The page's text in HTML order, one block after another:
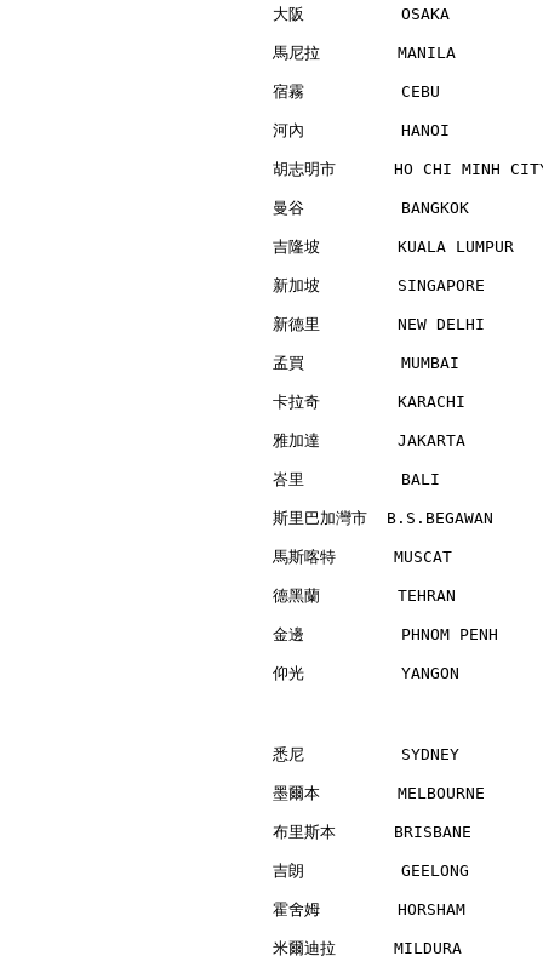
大阪          OSAKA
馬尼拉        MANILA
宿霧          CEBU
河內          HANOI
胡志明市      HO CHI MINH
曼谷          BANGKOK
吉隆坡        KUALA LUMPUR
新加坡
新德里        NEW
孟買          MUMBAI
卡拉奇        KARACHI
雅加達        JAKARTA
峇里          BALI
斯里巴加灣市  B.S.BEGAWAN
馬斯喀特      MUSCAT
德黑蘭        TEHRAN
金邊          PHNOM PENH
仰光          YANGON
悉尼          SYDNEY
墨爾本        MELBOURNE
布里斯本      BRISBANE
吉朗          GEELONG
霍舍姆        HORSHAM
米爾迪拉      MILDURA